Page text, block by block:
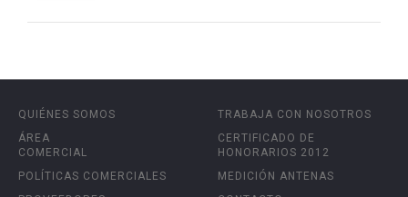
QUIÉNES SOMOS
ÁREA
COMERCIAL
POLÍTICAS COMERCIALES
TRABAJA CON NOSOTROS
CERTIFICADO DE
HONORARIOS 2012
MEDICIÓN ANTENAS